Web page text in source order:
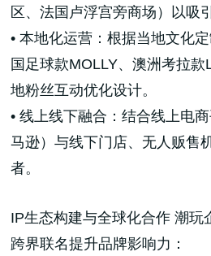
区、法国卢浮宫旁商场）以吸
• 本地化运营：根据当地文化
国足球款MOLLY、澳洲考拉
地粉丝互动优化设计。
• 线上线下融合：结合线上电
马逊）与线下门店、无人贩售
者。
IP生态构建与全球化合作 潮玩
跨界联名提升品牌影响力：